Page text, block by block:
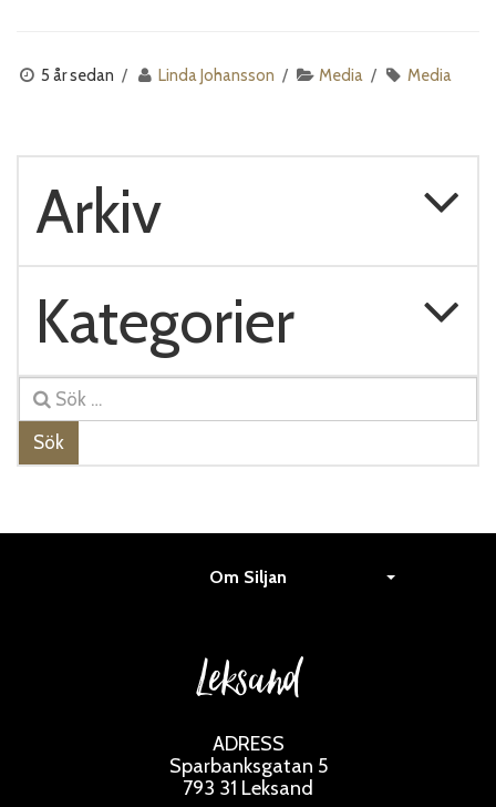
5 år sedan Linda Johansson Media Media
Arkiv
Kategorier
Sök
Om Siljan
Leksand
ADRESS
Sparbanksgatan 5
793 31 Leksand